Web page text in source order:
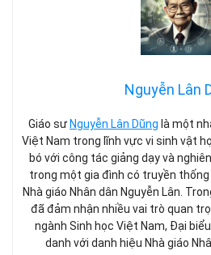
Nguyễn Lân
Giáo sư Nguyễn Lân Dũng là một
Việt Nam trong lĩnh vực vi sinh vật
bó với công tác giảng dạy và
trong một gia đình có truyền
Nhà giáo Nhân dân Nguyễn Lân.
đã đảm nhận nhiều vai trò quan
ngành Sinh học Việt Nam, Đại
danh với danh hiệu Nhà giáo